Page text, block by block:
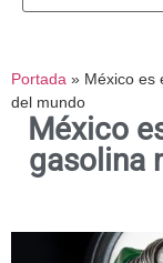
Portada » México es
del mundo
México
gasolina